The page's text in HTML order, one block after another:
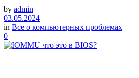
by admin
03.05.2024
in Все о компьютерных проблемах
0